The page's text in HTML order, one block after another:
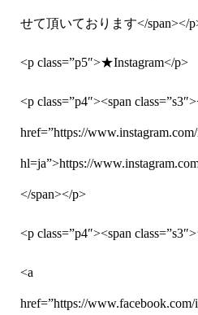
せて頂いております</span></
<p class=”p5″>★Instagram</p>
<p class=”p4″><span
href=”https://www.instagram.com/
hl=ja”>https://
</span></p>
<p class=”p4″><span
<a
href=”https://